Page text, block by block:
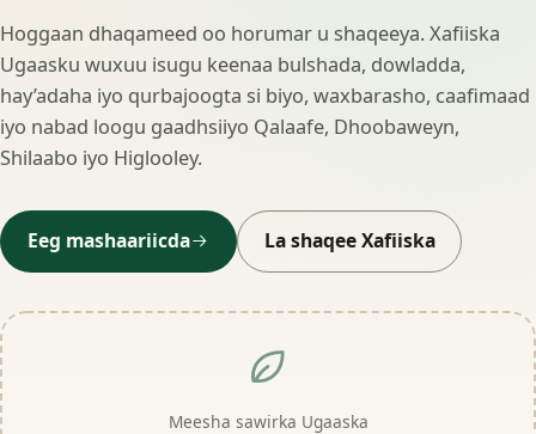
Hoggaan dhaqameed oo horumar u shaqeeya. Xafiiska
Ugaasku wuxuu isugu keenaa bulshada, dowladda,
hay’adaha iyo qurbajoogta si biyo, waxbarasho, caafimaad
iyo nabad loogu gaadhsiiyo Qalaafe, Dhoobaweyn,
Shilaabo iyo Higlooley.
Eeg mashaariicda La shaqee Xafiiska
Meesha sawirka Ugaaska